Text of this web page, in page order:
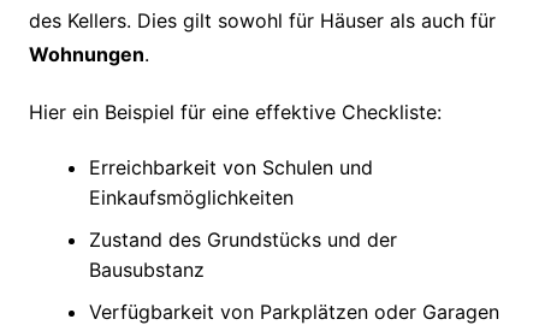
des Kellers. Dies gilt sowohl für Häuser als auch für
Wohnungen.
Hier ein Beispiel für eine effektive Checkliste:
Erreichbarkeit von Schulen und
Einkaufsmöglichkeiten
Zustand des Grundstücks und der
Bausubstanz
Verfügbarkeit von Parkplätzen oder Garagen